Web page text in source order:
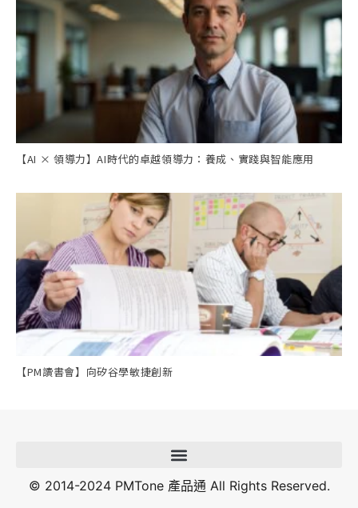
【AI × 領導力】AI時代的卓越領導力：養成、實踐與智能應用
【PM讀書會】向矽谷學敏捷創新
© 2014-2024 PMTone 產品通 All Rights Reserved.